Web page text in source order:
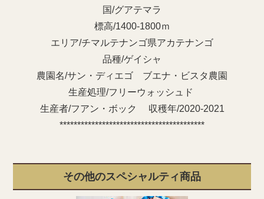
国/グアテマラ
標高/1400-1800ｍ
エリア/チマルテナンゴ県アカテナンゴ
品種/ゲイシャ
農園名/サン・ディエゴ ブエナ・ビスタ農園
生産処理/フリーウォッシュド
生産者/フアン・ボック 収穫年/2020-2021
*****************************************
その他のスペシャルティ商品